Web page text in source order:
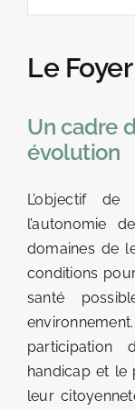
ESAT LA
Le
Un cadre
évolution
L’objectif de
l’autonomie
domaines de
conditions
santé
participation
handicap et le
leur